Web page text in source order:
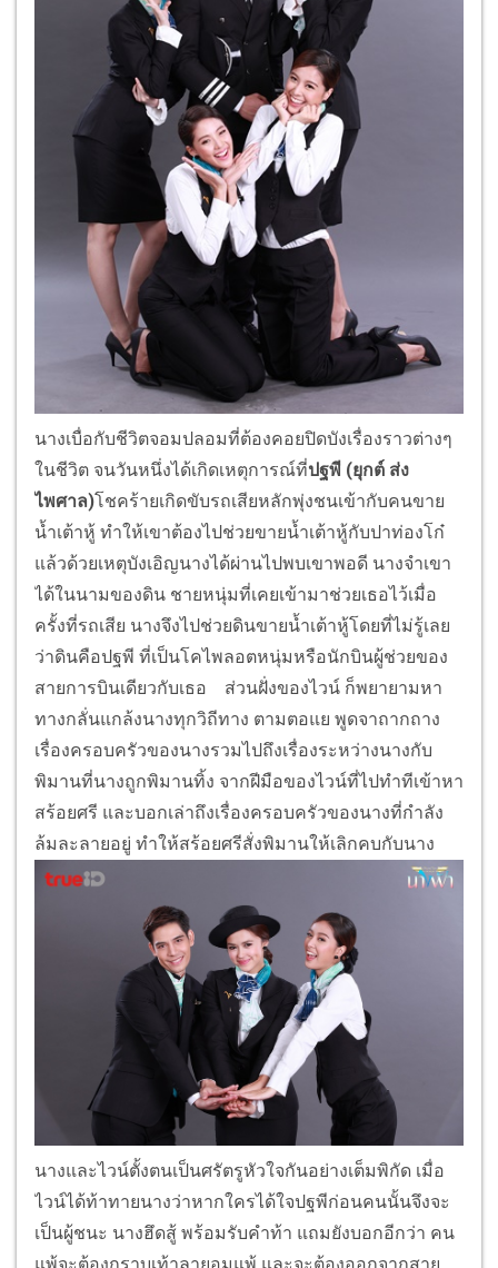
นางเบื่อกับชีวิตจอมปลอมที่ต้องคอยปิดบังเรื่องราวต่างๆ
ในชีวิต จนวันหนึ่งได้เกิดเหตุการณ์ที่ปฐพี (ยุกต์ ส่ง
ไพศาล)โชคร้ายเกิดขับรถเสียหลักพุ่งชนเข้ากับคนขาย
น้ำเต้าหู้ ทำให้เขาต้องไปช่วยขายน้ำเต้าหู้กับปาท่องโก๋
แล้วด้วยเหตุบังเอิญนางได้ผ่านไปพบเขาพอดี นางจำเขา
ได้ในนามของดิน ชายหนุ่มที่เคยเข้ามาช่วยเธอไว้เมื่อ
ครั้งที่รถเสีย นางจึงไปช่วยดินขายน้ำเต้าหู้โดยที่ไม่รู้เลย
ว่าดินคือปฐพี ที่เป็นโคไพลอตหนุ่มหรือนักบินผู้ช่วยของ
สายการบินเดียวกับเธอ ส่วนฝั่งของไวน์ ก็พยายามหา
ทางกลั่นแกล้งนางทุกวิถีทาง ตามตอแย พูดจาถากถาง
เรื่องครอบครัวของนางรวมไปถึงเรื่องระหว่างนางกับ
พิมานที่นางถูกพิมานทิ้ง จากฝีมือของไวน์ที่ไปทำทีเข้าหา
สร้อยศรี และบอกเล่าถึงเรื่องครอบครัวของนางที่กำลัง
ล้มละลายอยู่ ทำให้สร้อยศรีสั่งพิมานให้เลิกคบกับนาง
นางและไวน์ตั้งตนเป็นศรัตรูหัวใจกันอย่างเต็มพิกัด เมื่อ
ไวน์ได้ท้าทายนางว่าหากใครได้ใจปฐพีก่อนคนนั้นจึงจะ
เป็นผู้ชนะ นางฮึดสู้ พร้อมรับคำท้า แถมยังบอกอีกว่า คน